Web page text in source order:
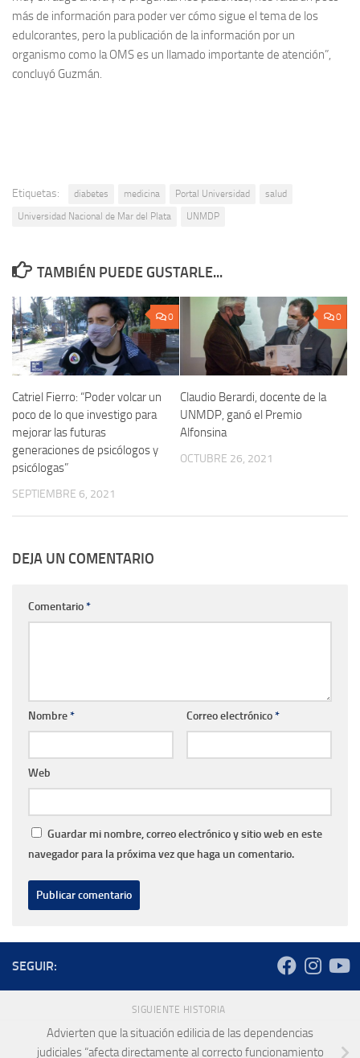
más de información para poder ver cómo sigue el tema de los
edulcorantes, pero la publicación de la información por un
organismo como la OMS es un llamado importante de atención”,
concluyó Guzmán.
Etiquetas: diabetes medicina Portal Universidad
salud
Universidad Nacional de Mar del Plata
UNMDP
TAMBIÉN PUEDE GUSTARLE...
0
Catriel Fierro: “Poder volcar un
poco de lo que investigo para
mejorar las futuras
generaciones de psicólogos y
psicólogas”
SEPTIEMBRE 6, 2021
0
Claudio Berardi, docente de la
UNMDP, ganó el Premio
Alfonsina
OCTUBRE 26, 2021
DEJA UN COMENTARIO
Comentario*
Nombre* Correo electrónico*
Web
Guardar mi nombre, correo electrónico y sitio web en este
navegador para la próxima vez que haga un comentario.
SEGUIR:
SIGUIENTE HISTORIA
Advierten que la situación edilicia de las dependencias
judiciales “afecta directamente al correcto funcionamiento